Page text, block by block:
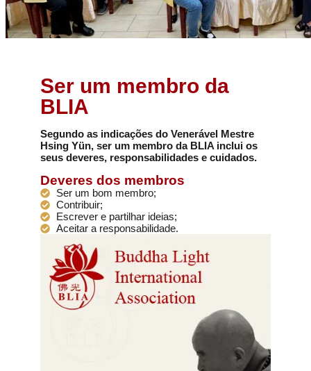
Ser um membro da
BLIA
Segundo as indicações do Venerável Mestre
Hsing Yün, ser um membro da BLIA inclui os
seus deveres, responsabilidades e cuidados.
Deveres dos membros
Ser um bom membro;
Contribuir;
Escrever e partilhar ideias;
Aceitar a responsabilidade.